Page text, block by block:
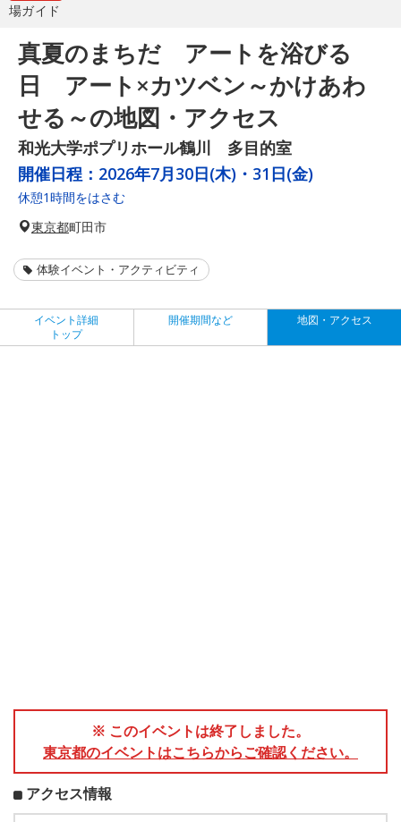
場ガイド
真夏のまちだ アートを浴びる
日 アート×カツベン～かけあわ
せる～の地図・アクセス
和光大学ポプリホール鶴川 多目的室
開催日程： 2026年7月30日(木)・31日(金)
休憩1時間をはさむ
東京都町田市
体験イベント・アクティビティ
イベント詳細
トップ
開催期間など 地図・アクセス
※ このイベントは終了しました。
東京都のイベントはこちらからご確認ください。
アクセス情報